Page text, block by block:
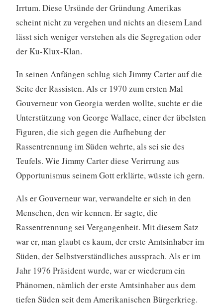
Irrtum. Diese Ursünde der Gründung Amerikas
scheint nicht zu vergehen und nichts an diesem Land
lässt sich weniger verstehen als die Segregation oder
der Ku-Klux-Klan.
In seinen Anfängen schlug sich Jimmy Carter auf die
Seite der Rassisten. Als er 1970 zum ersten Mal
Gouverneur von Georgia werden wollte, suchte er die
Unterstützung von George Wallace, einer der übelsten
Figuren, die sich gegen die Aufhebung der
Rassentrennung im Süden wehrte, als sei sie des
Teufels. Wie Jimmy Carter diese Verirrung aus
Opportunismus seinem Gott erklärte, wüsste ich gern.
Als er Gouverneur war, verwandelte er sich in den
Menschen, den wir kennen. Er sagte, die
Rassentrennung sei Vergangenheit. Mit diesem Satz
war er, man glaubt es kaum, der erste Amtsinhaber im
Süden, der Selbstverständliches aussprach. Als er im
Jahr 1976 Präsident wurde, war er wiederum ein
Phänomen, nämlich der erste Amtsinhaber aus dem
tiefen Süden seit dem Amerikanischen Bürgerkrieg.